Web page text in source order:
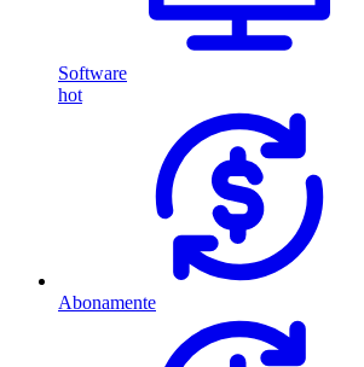
Software
hot
Abonamente